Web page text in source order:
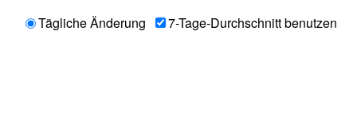
Tägliche Änderung
7-Tage-Durchschnitt benutzen